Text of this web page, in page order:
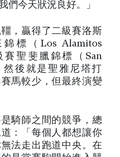
們今天狀況良好。」
，贏得了二級賽洛斯
標（Los Alamitos
聖斐臘錦標（San
然後就是聖雅尼塔打
馬較少，但最終演變
是騎師之間的競爭，總
：「每個人都想讓你
法走出跑道中央。在